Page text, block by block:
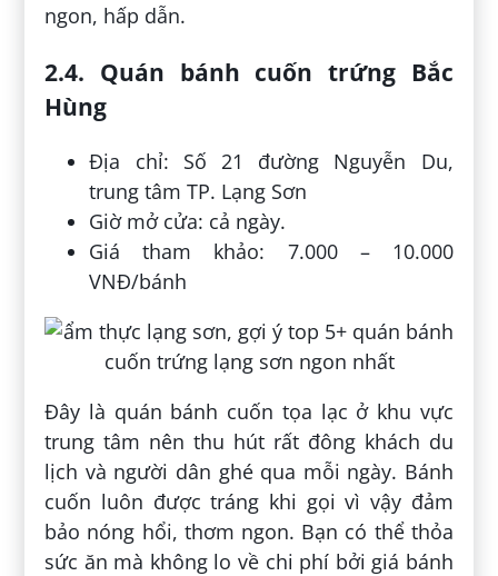
ngon, hấp dẫn.
2.4. Quán bánh cuốn trứng Bắc
Hùng
Địa chỉ: Số 21 đường Nguyễn Du,
trung tâm TP. Lạng Sơn
Giờ mở cửa: cả ngày.
Giá tham khảo: 7.000 – 10.000
VNĐ/bánh
Đây là quán bánh cuốn tọa lạc ở khu vực
trung tâm nên thu hút rất đông khách du
lịch và người dân ghé qua mỗi ngày. Bánh
cuốn luôn được tráng khi gọi vì vậy đảm
bảo nóng hổi, thơm ngon. Bạn có thể thỏa
sức ăn mà không lo về chi phí bởi giá bánh